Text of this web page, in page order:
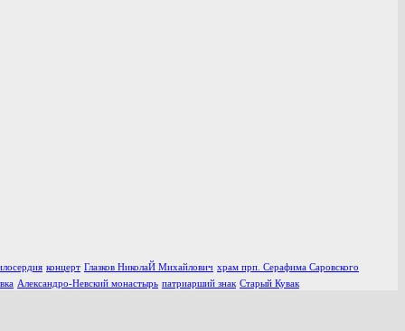
концерт Глазков НиколаЙ Михайлович храм прп. Серафима Саровского
Александро-Невский монастырь патриарший знак Старый Кувак